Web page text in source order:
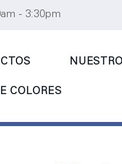
- 3:30pm
COLORES